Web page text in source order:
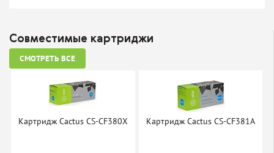
Совместимые картриджи
СМОТРЕТЬ ВСЕ
Картридж Cactus CS-CF380X Картридж Cactus CS-CF381A